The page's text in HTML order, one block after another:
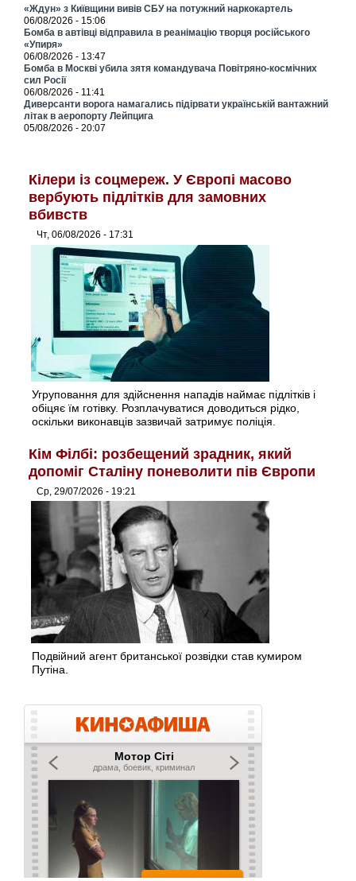
«Ждун» з Київщини вивів СБУ на потужний наркокартель
06/08/2026 - 15:06
Бомба в автівці відправила в реанімацію творця російського
«Упиря»
06/08/2026 - 13:47
Бомба в Москві убила зятя командувача Повітряно-космічних
сил Росії
06/08/2026 - 11:41
Диверсанти ворога намагались підірвати українській вантажний
літак в аеропорту Лейпцига
05/08/2026 - 20:07
Кілери із соцмереж. У Європі масово
вербують підлітків для замовних
вбивств
Чт, 06/08/2026 - 17:31
Угруповання для здійснення нападів наймає підлітків і
обіцяє їм готівку. Розплачуватися доводиться рідко,
оскільки виконавців зазвичай затримує поліція.
Кім Філбі: розбещений зрадник, який
допоміг Сталіну поневолити пів Європи
Ср, 29/07/2026 - 19:21
Подвійний агент британської розвідки став кумиром
Путіна.